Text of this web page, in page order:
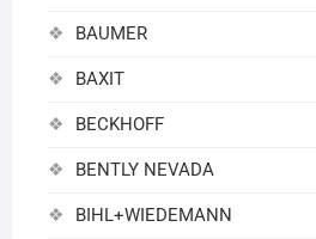
BAUMER
BAXIT
BECKHOFF
BENTLY NEVADA
BIHL+WIEDEMANN